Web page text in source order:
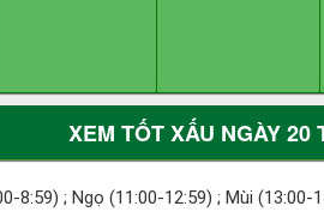
XEM TỐT XẤU NGÀY 20
8:59) ; Ngọ (11:00-12:59) ; Mùi